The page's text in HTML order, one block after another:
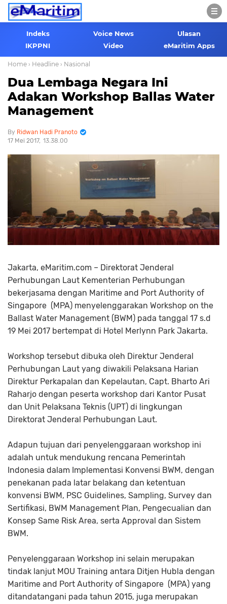
Indeks Voice News
Ulasan
IKPPNI
Video eMaritim Apps
Home › Headline › Nasional
Dua Lembaga Negara Ini
Adakan Workshop Ballas Water
Management
Ridwan Hadi Pranoto
17 Mei 2017 13.38.00
Jakarta, eMaritim.com – Direktorat Jenderal
Perhubungan Laut Kementerian Perhubungan
bekerjasama dengan Maritime and Port Authority of
Singapore (MPA) menyelenggarakan Workshop on the
Ballast Water Management (BWM) pada tanggal 17 s.d
19 Mei 2017 bertempat di Hotel Merlynn Park Jakarta.
Workshop tersebut dibuka oleh Direktur Jenderal
Perhubungan Laut yang diwakili Pelaksana Harian
Direktur Perkapalan dan Kepelautan, Capt. Bharto Ari
Raharjo dengan peserta workshop dari Kantor Pusat
dan Unit Pelaksana Teknis (UPT) di lingkungan
Direktorat Jenderal Perhubungan Laut.
Adapun tujuan dari penyelenggaraan workshop ini
adalah untuk mendukung rencana Pemerintah
Indonesia dalam Implementasi Konvensi BWM, dengan
penekanan pada latar belakang dan ketentuan
konvensi BWM, PSC Guidelines, Sampling, Survey dan
Sertifikasi, BWM Management Plan, Pengecualian dan
Konsep Same Risk Area, serta Approval dan Sistem
BWM.
Penyelenggaraan Workshop ini selain merupakan
tindak lanjut MOU Training antara Ditjen Hubla dengan
Maritime and Port Authority of Singapore (MPA) yang
ditandatangani pada tahun 2015, juga merupakan